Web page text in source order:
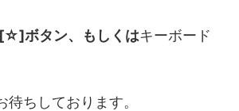
[☆]ボタン、もしくはキーボード
待ちしております。